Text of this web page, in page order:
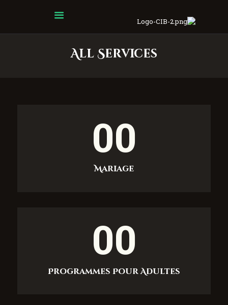
All Services
Centre Islamique Badr
Contactez-nous
00
Mariage
00
Programmes Pour Adultes